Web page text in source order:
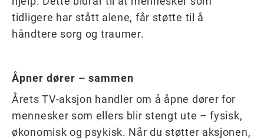
tidligere har stått alene, får støtte til å
håndtere sorg og traumer.
Åpner dører – sammen
Årets TV-aksjon handler om å åpne dører for
mennesker som ellers blir stengt ute – fysisk,
økonomisk og psykisk. Når du støtter aksjonen,